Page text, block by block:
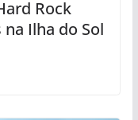
Rock
Ilha do Sol